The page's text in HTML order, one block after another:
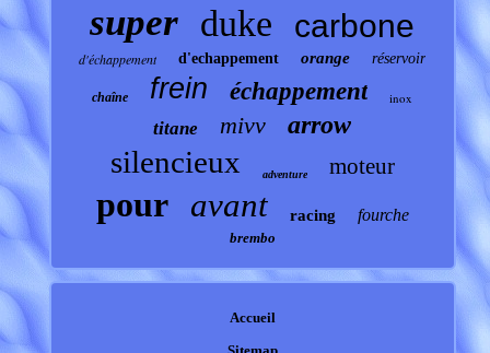
super duke carbone
d'échappement d'echappement orange réservoir
chaîne frein échappement inox
titane mivv arrow
silencieux adventure moteur
pour avant racing fourche
brembo
Accueil